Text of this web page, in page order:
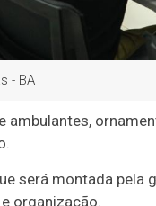
- BA
será montada pela
organização.